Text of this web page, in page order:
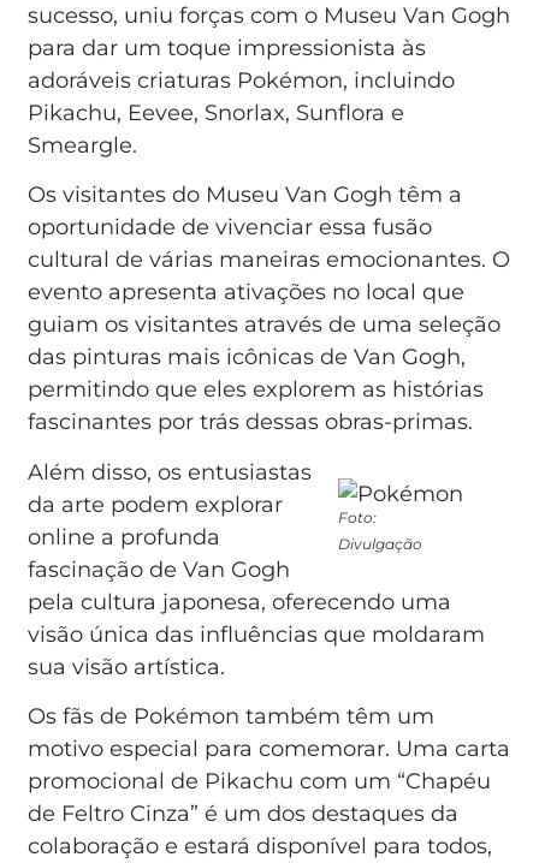
sucesso, uniu forças com o Museu Van Gogh
para dar um toque impressionista às
adoráveis criaturas Pokémon, incluindo
Pikachu, Eevee, Snorlax, Sunflora e
Smeargle.
Os visitantes do Museu Van Gogh têm a
oportunidade de vivenciar essa fusão
cultural de várias maneiras emocionantes. O
evento apresenta ativações no local que
guiam os visitantes através de uma seleção
das pinturas mais icônicas de Van Gogh,
permitindo que eles explorem as histórias
fascinantes por trás dessas obras-primas.
Foto:
Divulgação
Além disso, os entusiastas
da arte podem explorar
online a profunda
fascinação de Van Gogh
pela cultura japonesa, oferecendo uma
visão única das influências que moldaram
sua visão artística.
Os fãs de Pokémon também têm um
motivo especial para comemorar. Uma carta
promocional de Pikachu com um “Chapéu
de Feltro Cinza” é um dos destaques da
colaboração e estará disponível para todos,